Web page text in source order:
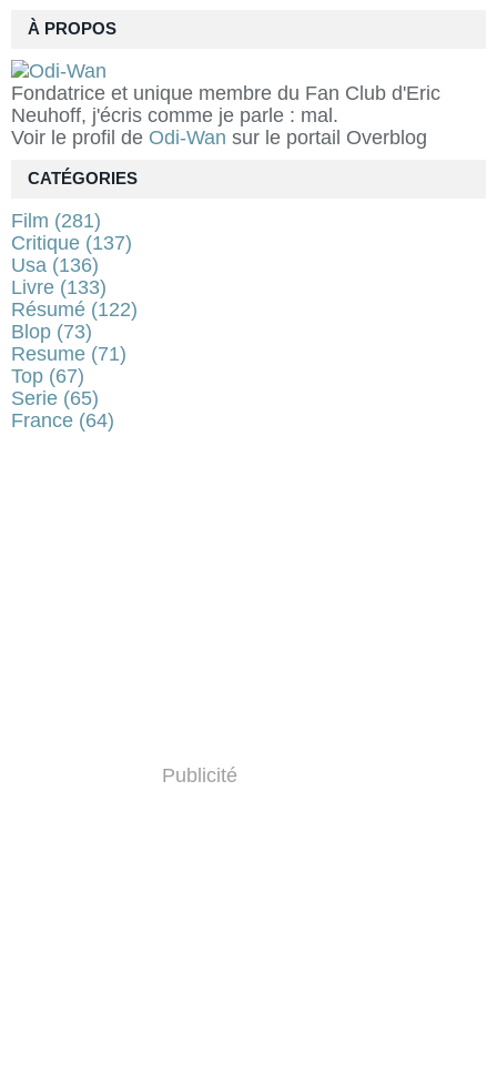
À PROPOS
Fondatrice et unique membre du Fan Club d'Eric
Neuhoff, j'écris comme je parle : mal.
Voir le profil de Odi-Wan sur le portail Overblog
CATÉGORIES
Film (281)
Critique (137)
Usa (136)
Livre (133)
Résumé (122)
Blop (73)
Resume (71)
Top (67)
Serie (65)
France (64)
Publicité